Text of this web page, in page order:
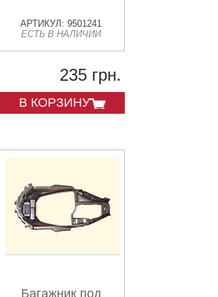
АРТИКУЛ: 9501241
ЕСТЬ В НАЛИЧИИ
235 грн.
В КОРЗИНУ
Багажник под